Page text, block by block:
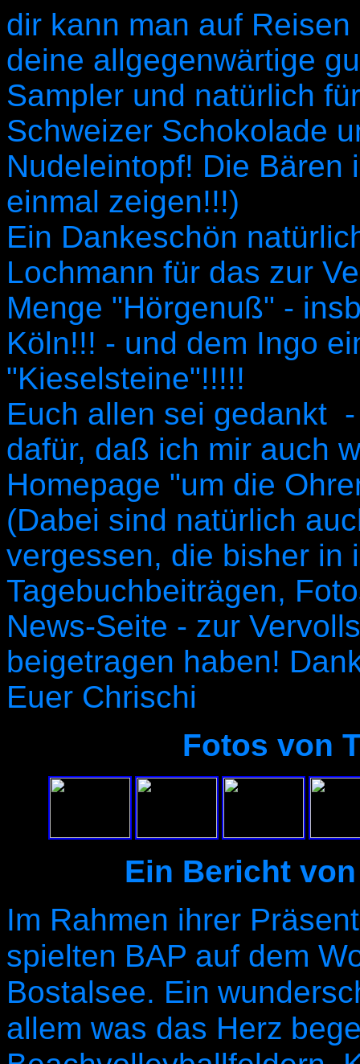
dir kann man auf
deine allgegenwärtige
Sampler und natürlich
Schweizer Schokolade
Nudeleintopf! Die Bären
einmal zeigen!!!)
Ein Dankeschön
Lochmann für das zur
Menge "Hörgenuß" -
Köln!!! - und dem Ingo
"Kieselsteine"!!!!!
Euch allen sei gedankt
dafür, daß ich mir auch
Homepage "um die
(Dabei sind natürlich
vergessen, die bisher in
Tagebuchbeiträgen,
News-Seite - zur
beigetragen haben!
Euer Chrischi
Fotos von
Ein Bericht
Im Rahmen ihrer
spielten BAP auf dem
Bostalsee. Ein
allem was das Herz